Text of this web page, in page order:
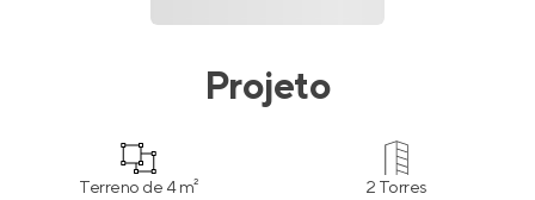
Projeto
Terreno de 4 m² 2 Torres